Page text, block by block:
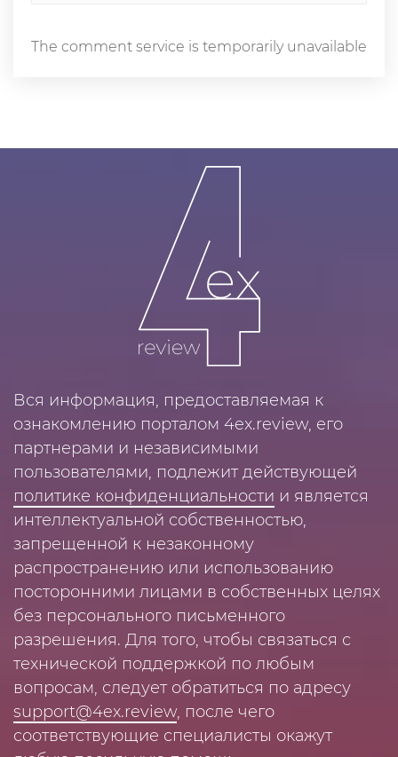
The comment service is temporarily unavailable
Вся информация, предоставляемая к
ознакомлению порталом 4ex.review, его
партнерами и независимыми
пользователями, подлежит действующей
политике конфиденциальности и является
интеллектуальной собственностью,
запрещенной к незаконному
распространению или использованию
посторонними лицами в собственных целях
без персонального письменного
разрешения. Для того, чтобы связаться с
технической поддержкой по любым
вопросам, следует обратиться по адресу
support@4ex.review, после чего
соответствующие специалисты окажут